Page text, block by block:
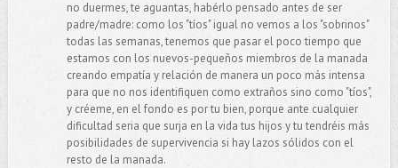
no duermes, te aguantas, habérlo pensado antes de ser
padre/madre: como los "tíos" igual no vemos a los "sobrinos"
todas las semanas, tenemos que pasar el poco tiempo que
estamos con los nuevos-pequeños miembros de la manada
creando empatía y relación de manera un poco más intensa
para que no nos identifiquen como extraños sino como "tíos",
y créeme, en el fondo es por tu bien, porque ante cualquier
dificultad seria que surja en la vida tus hijos y tu tendréis más
posibilidades de supervivencia si hay lazos sólidos con el
resto de la manada.